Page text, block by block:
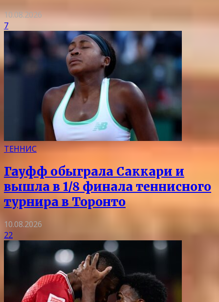
10.08.2026
7
ТЕННИС
Гауфф обыграла Саккари и
вышла в 1/8 финала теннисного
турнира в Торонто
10.08.2026
22